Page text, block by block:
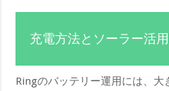
充電方法とソーラー活
Ringのバッテリー運用には、